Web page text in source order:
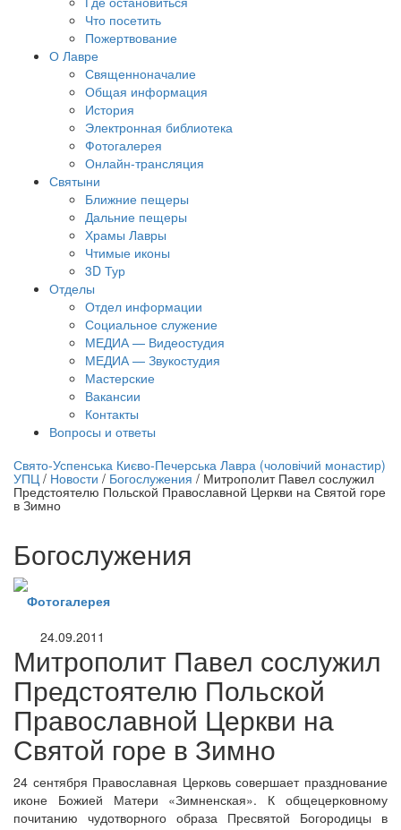
Что посетить
Пожертвование
О Лавре
Священноначалие
Общая информация
История
Электронная библиотека
Фотогалерея
Онлайн-трансляция
Святыни
Ближние пещеры
Дальние пещеры
Храмы Лавры
Чтимые иконы
3D Тур
Отделы
Отдел информации
Социальное служение
МЕДИА — Видеостудия
МЕДИА — Звукостудия
Мастерские
Вакансии
Контакты
Вопросы и ответы
трансляция | 12 сентября
трансляции
Свято-Успенська Києво-Печерська Лавра (чоловічий монастир)
УПЦ / Новости / Богослужения / Митрополит Павел сослужил
Предстоятелю Польской Православной Церкви на Святой горе
в Зимно
Богослужения
Фотогалерея
24.09.2011
Митрополит Павел сослужил
Предстоятелю Польской
Православной Церкви на
Святой горе в Зимно
24 сентября Православная Церковь совершает празднование
иконе Божией Матери «Зимненская». К общецерковному
почитанию чудотворного образа Пресвятой Богородицы в